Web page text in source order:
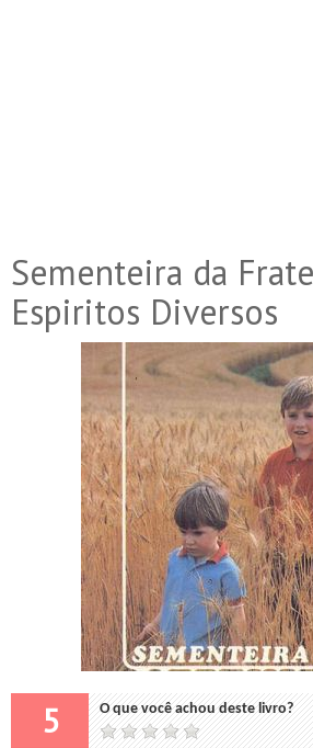
Sementeira da
Espiritos Diversos
5 O que você achou deste livro?